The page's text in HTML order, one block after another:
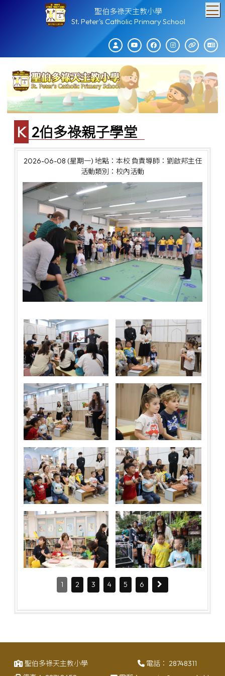
聖伯多祿天主教小學
St. Peter's Catholic Primary School
K2伯多祿親子學堂
2026-06-08 (星期一) 地點：本校負責導師：劉啟邦主任
活動類別：校內活動
1 2 3 4 5 6
聖伯多祿天主教小學 電話： 28748311